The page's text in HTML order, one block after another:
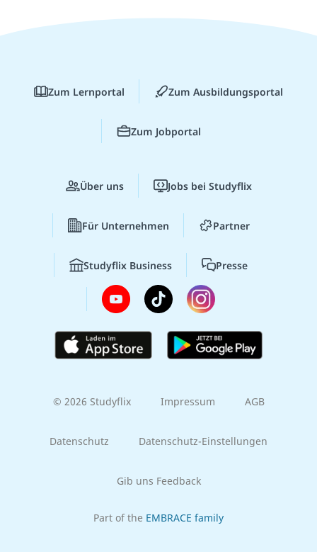
Zum Lernportal Zum Ausbildungsportal
Zum Jobportal
Über uns Jobs bei Studyflix
Für Unternehmen Partner
Studyflix Business Presse
© 2026 Studyflix Impressum AGB
Datenschutz Datenschutz-Einstellungen
Gib uns Feedback
Part of the EMBRACE family